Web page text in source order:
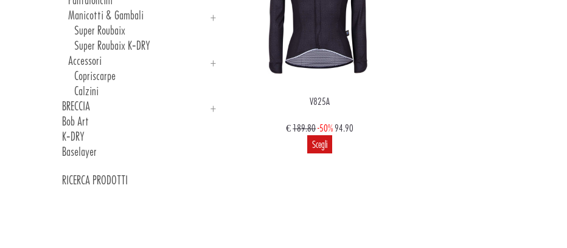
Manicotti & Gambali
Super Roubaix
Super Roubaix K-DRY
Accessori
Copriscarpe
Calzini
BRECCIA
Maglie UOMO
Maglie DONNA
Accessori
Bob Art
K-DRY
Baselayer
RICERCA PRODOTTI
V825A
€189.80-50%94.90
Scegli